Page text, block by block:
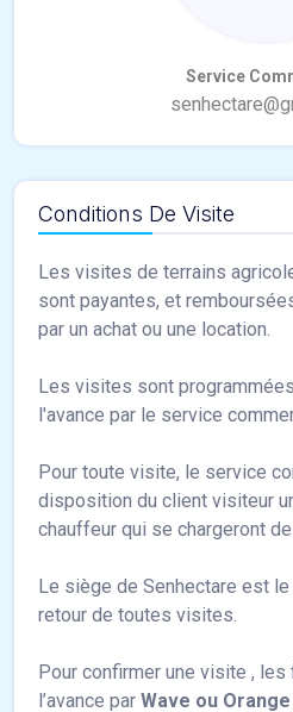
Conditions De Visite
Les visites de terrains
sont payantes, et
par un achat ou une location.
Les visites sont
l'avance par le service
Pour toute visite, le service
disposition du client visiteur
chauffeur qui se chargeront
Le siège de Senhectare est
retour de toutes visites.
Pour confirmer une visite ,
l’avance par Wave ou